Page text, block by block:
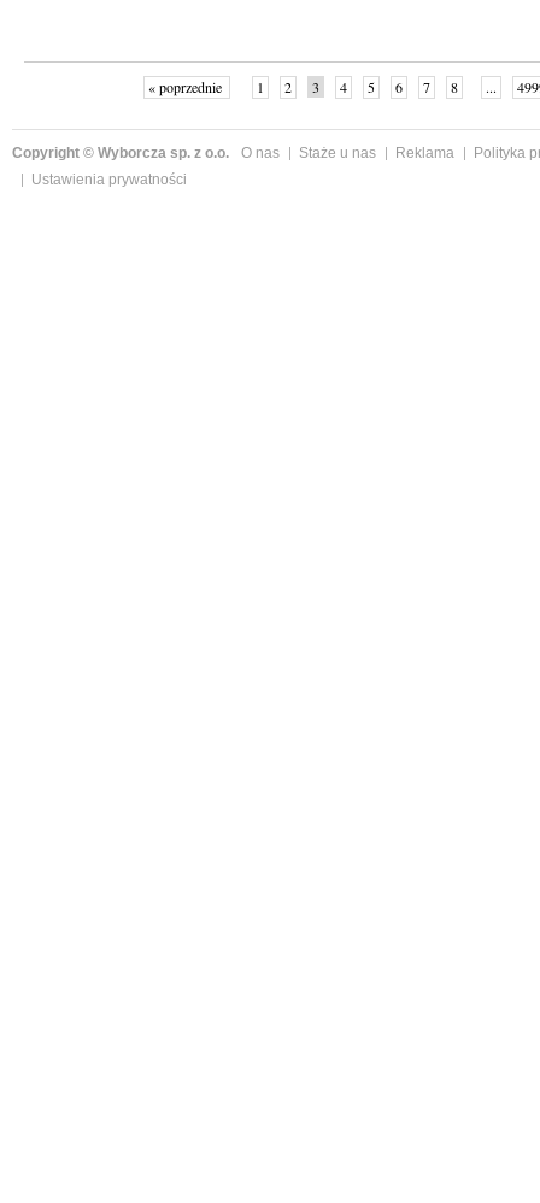
« poprzednie 1 2 3 4 5 6 7 8 ...
Copyright © Wyborcza sp. z o.o. O nas Staże u nas Reklama
Polityka
Ustawienia prywatności